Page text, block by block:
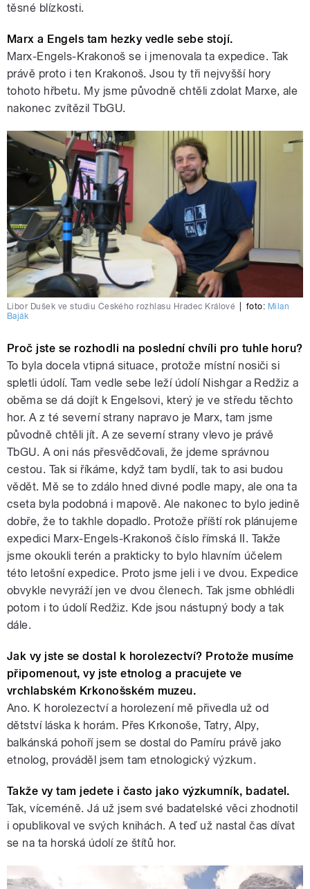
těsné blízkosti.
Marx a Engels tam hezky vedle sebe stojí.
Marx-Engels-Krakonoš se i jmenovala ta expedice. Tak
právě proto i ten Krakonoš. Jsou ty tři nejvyšší hory
tohoto hřbetu. My jsme původně chtěli zdolat Marxe, ale
nakonec zvítězil TbGU.
Libor Dušek ve studiu Českého rozhlasu Hradec Králové foto: Milan
Baják
Proč jste se rozhodli na poslední chvíli pro tuhle horu?
To byla docela vtipná situace, protože místní nosiči si
spletli údolí. Tam vedle sebe leží údolí Nishgar a Redžiz a
oběma se dá dojít k Engelsovi, který je ve středu těchto
hor. A z té severní strany napravo je Marx, tam jsme
původně chtěli jít. A ze severní strany vlevo je právě
TbGU. A oni nás přesvědčovali, že jdeme správnou
cestou. Tak si říkáme, když tam bydlí, tak to asi budou
vědět. Mě se to zdálo hned divné podle mapy, ale ona ta
cseta byla podobná i mapově. Ale nakonec to bylo jedině
dobře, že to takhle dopadlo. Protože příští rok plánujeme
expedici Marx-Engels-Krakonoš číslo římská II. Takže
jsme okoukli terén a prakticky to bylo hlavním účelem
této letošní expedice. Proto jsme jeli i ve dvou. Expedice
obvykle nevyráží jen ve dvou členech. Tak jsme obhlédli
potom i to údolí Redžiz. Kde jsou nástupný body a tak
dále.
Jak vy jste se dostal k horolezectví? Protože musíme
připomenout, vy jste etnolog a pracujete ve
vrchlabském Krkonošském muzeu.
Ano. K horolezectví a horolezení mě přivedla už od
dětství láska k horám. Přes Krkonoše, Tatry, Alpy,
balkánská pohoří jsem se dostal do Pamíru právě jako
etnolog, prováděl jsem tam etnologický výzkum.
Takže vy tam jedete i často jako výzkumník, badatel.
Tak, víceméně. Já už jsem své badatelské věci zhodnotil
i opublikoval ve svých knihách. A teď už nastal čas dívat
se na ta horská údolí ze štítů hor.